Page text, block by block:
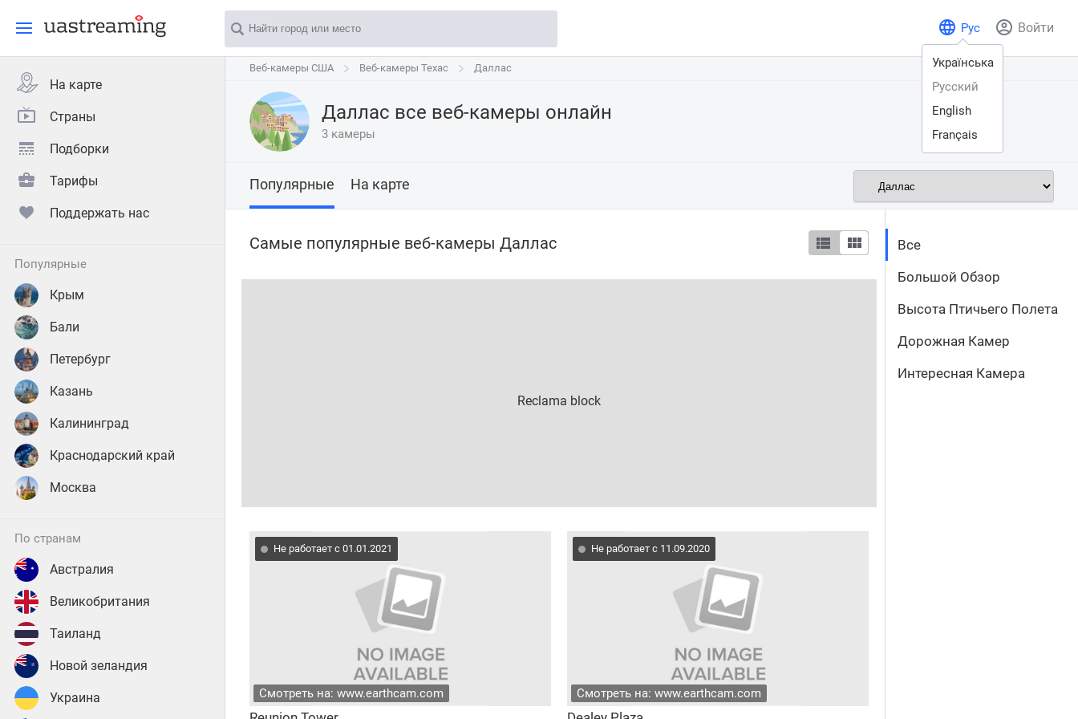
Войти
Рус
Українська
Русский
English
Français
На карте
Страны
Подборки
Тарифы
Поддержать нас
популярные
Крым
Бали
Петербург
Казань
Калининград
Краснодарский край
Москва
по странам
Австралия
Великобритания
Таиланд
Новой зеландия
Украина
Веб-камеры США Веб-камеры Техас Даллас
Веб-камеры США Веб-камеры Техас Даллас
Даллас все веб-камеры онлайн
3 камеры
Популярные На карте
Самые популярные веб-камеры Даллас
Не работает с 01.01.2021
Смотреть на: www.earthcam.com
Не работает с 11.09.2020
Смотреть на: www.earthcam.com
Все
Большой Обзор
Высота Птичьего Полета
Дорожная Камер
Интересная Камера